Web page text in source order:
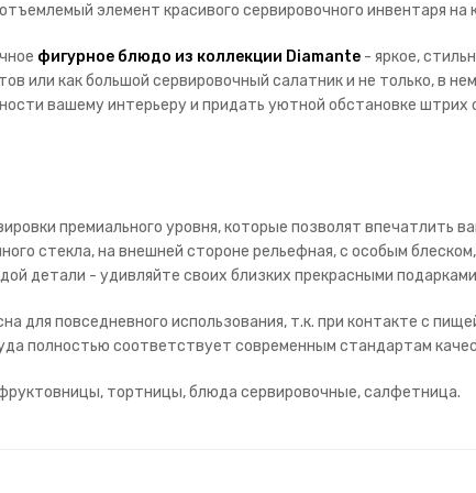
элемент красивого сервировочного инвентаря на
фигурное блюдо из коллекции Diamante - яркое,
или как большой сервировочный салатник и не только, в
вашему интерьеру и придать уютной обстановке штрих
премиального уровня, которые позволят впечатлить
стекла, на внешней стороне рельефная, с особым
детали - удивляйте своих близких прекрасными
для повседневного использования, т.к. при контакте с
полностью соответствует современным стандартам
тортницы, блюда сервировочные, салфетница.